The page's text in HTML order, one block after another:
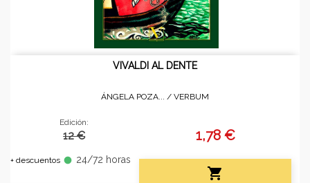
VIVALDI AL DENTE
ÁNGELA POZA... / VERBUM
Edición:
12 €
+ descuentos fiber_manual_record 24/72 horas
1,78 €
